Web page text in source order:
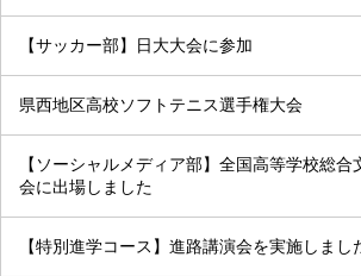
【サッカー部】日大大会に参加
県西地区高校ソフトテニス選手権大会
【ソーシャルメディア部】全国高等学校総合
会に出場しました
【特別進学コース】進路講演会を実施しまし